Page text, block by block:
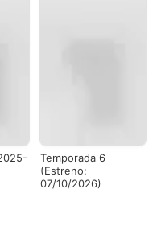
Temporada 6
(Estreno:
07/10/2026)